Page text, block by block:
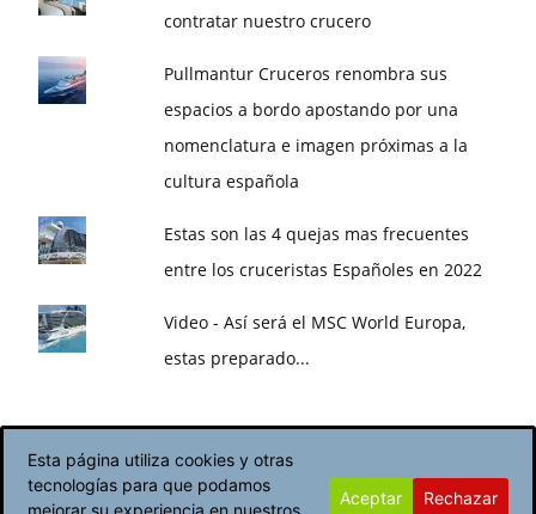
contratar nuestro crucero
Pullmantur Cruceros renombra sus
espacios a bordo apostando por una
nomenclatura e imagen próximas a la
cultura española
Estas son las 4 quejas mas frecuentes
entre los cruceristas Españoles en 2022
Video - Así será el MSC World Europa,
estas preparado...
Política de Cookies Avisos Legales
Esta página utiliza cookies y otras
tecnologías para que podamos
mejorar su experiencia en nuestros
Aceptar Rechazar